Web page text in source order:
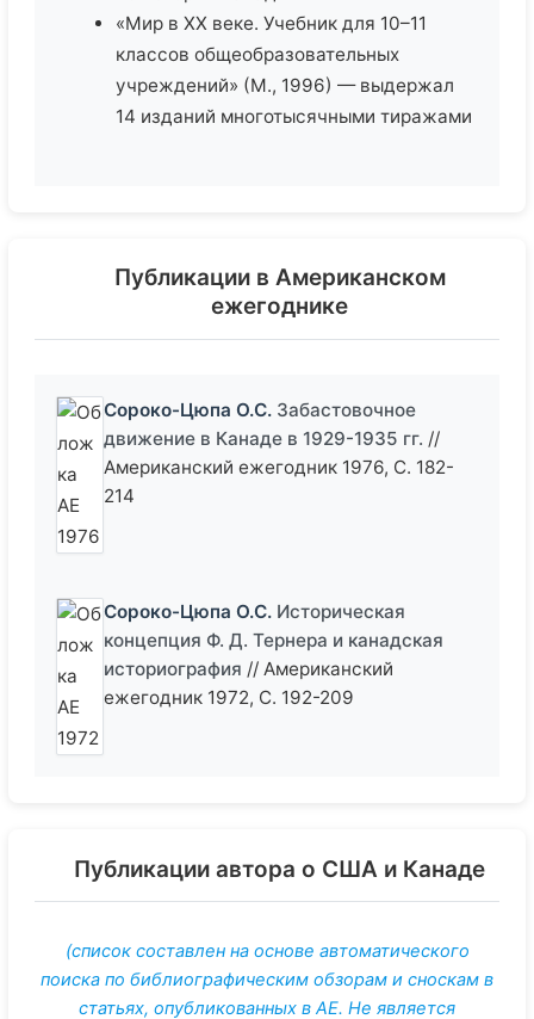
«Мир в ХХ веке. Учебник для 10–11
классов общеобразовательных
учреждений» (М., 1996) — выдержал
14 изданий многотысячными тиражами
Публикации в Американском
ежегоднике
Сороко-Цюпа О.С. Забастовочное
движение в Канаде в 1929-1935 гг. //
Американский ежегодник 1976, С. 182-
214
Сороко-Цюпа О.С. Историческая
концепция Ф. Д. Тернера и канадская
историография // Американский
ежегодник 1972, С. 192-209
Публикации автора о США и Канаде
(список составлен на основе автоматического
поиска по библиографическим обзорам и сноскам в
статьях, опубликованных в АЕ. Не является